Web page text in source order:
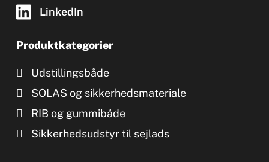
LinkedIn
Produktkategorier
Udstillingsbåde
SOLAS og sikkerhedsmateriale
RIB og gummibåde
Sikkerhedsudstyr til sejlads